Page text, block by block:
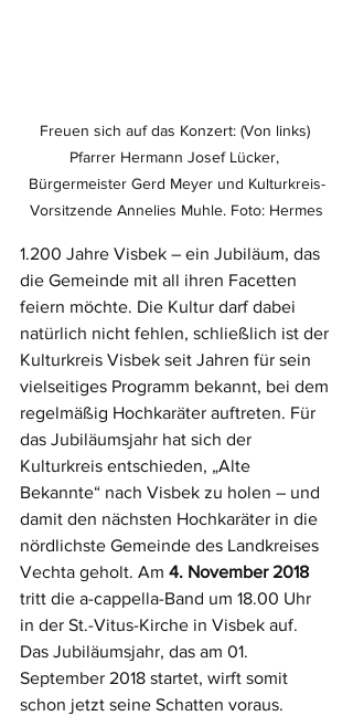
Freuen sich auf das Konzert: (Von links)
Pfarrer Hermann Josef Lücker,
Bürgermeister Gerd Meyer und Kulturkreis-
Vorsitzende Annelies Muhle. Foto: Hermes
1.200 Jahre Visbek – ein Jubiläum, das
die Gemeinde mit all ihren Facetten
feiern möchte. Die Kultur darf dabei
natürlich nicht fehlen, schließlich ist der
Kulturkreis Visbek seit Jahren für sein
vielseitiges Programm bekannt, bei dem
regelmäßig Hochkaräter auftreten. Für
das Jubiläumsjahr hat sich der
Kulturkreis entschieden, „Alte
Bekannte“ nach Visbek zu holen – und
damit den nächsten Hochkaräter in die
nördlichste Gemeinde des Landkreises
Vechta geholt. Am 4. November 2018
tritt die a-cappella-Band um 18.00 Uhr
in der St.-Vitus-Kirche in Visbek auf.
Das Jubiläumsjahr, das am 01.
September 2018 startet, wirft somit
schon jetzt seine Schatten voraus.